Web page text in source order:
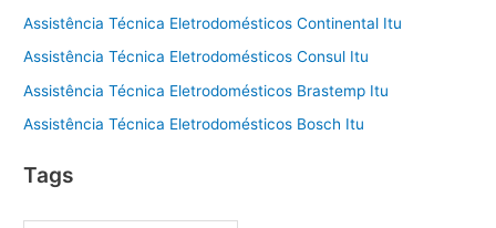
Assistência Técnica Eletrodomésticos Continental Itu
Assistência Técnica Eletrodomésticos Consul Itu
Assistência Técnica Eletrodomésticos Brastemp Itu
Assistência Técnica Eletrodomésticos Bosch Itu
Tags